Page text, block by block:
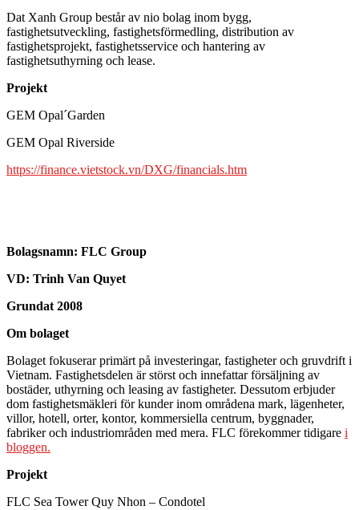
Dat Xanh Group består av nio bolag inom bygg,
fastighetsutveckling, fastighetsförmedling, distribution av
fastighetsprojekt, fastighetsservice och hantering av
fastighetsuthyrning och lease.
Projekt
GEM Opal´Garden
GEM Opal Riverside
https://finance.vietstock.vn/DXG/financials.htm
Bolagsnamn: FLC Group
VD: Trinh Van Quyet
Grundat 2008
Om bolaget
Bolaget fokuserar primärt på investeringar, fastigheter och gruvdrift i
Vietnam. Fastighetsdelen är störst och innefattar försäljning av
bostäder, uthyrning och leasing av fastigheter. Dessutom erbjuder
dom fastighetsmäkleri för kunder inom områdena mark, lägenheter,
villor, hotell, orter, kontor, kommersiella centrum, byggnader,
fabriker och industriområden med mera. FLC förekommer tidigare i
bloggen.
Projekt
FLC Sea Tower Quy Nhon – Condotel